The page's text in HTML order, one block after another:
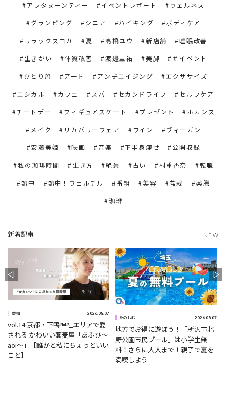
アフタヌーンティー イベントレポート ウェルネス
グランピング シニア ハイキング ボディケア
リラックスヨガ 夏 高橋ユウ 新店舗 睡眠改善
生きがい 体質改善 渡邊圭祐 美脚 ＃イベント
ひとり旅 アート アンチエイジング エクササイズ
エシカル カフェ スパ セカンドライフ セルフケア
チートデー フィギュアスケート プレゼント ホカンス
メイク リカバリーウェア ワイン ヴィーガン
安藤美姫 映画 音楽 下半身痩せ 公開収録
私の珈琲時間 生き方 絶景 占い 村重杏奈 転職
熱中 熱中！ウェルチル 番組 美容 盆栽 薬膳
珈琲
新着記事 NEW
番組 2026.08.07
vol.14 京都・下鴨神社エリアで愛
される かわいい蕎麦屋「あふひ〜
aoi〜」【誰かと私にちょっといい
こと】
たのしむ 2026.08.07
地方でお得に遊ぼう！「所沢市北
野公園市民プール」は小学生無
料！さらに大人まで！親子で夏を
満喫しよう